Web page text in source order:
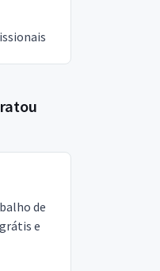
de
e